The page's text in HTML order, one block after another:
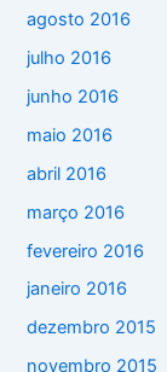
agosto 2016
julho 2016
junho 2016
maio 2016
abril 2016
março 2016
fevereiro 2016
janeiro 2016
dezembro 2015
novembro 2015